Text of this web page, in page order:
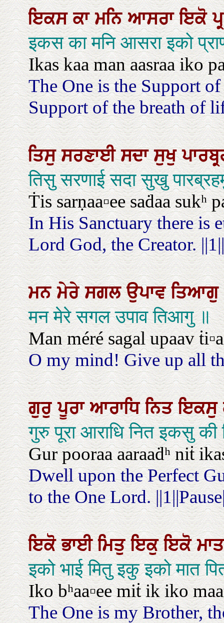
ਇਕਸਕਾਮਨਿਆਸਰਾਇਕੋ
इकस का मनि आसरा इको
Ikas kaa man aasraa iko
The One is the Support
Support of the breath of
ਤਿਸੁਸਰਣਾਈਸਦਾਸੁਖੁ
तिसु सरणाई सदा सुखु
Ṫis sarṇaa▫ee saḋaa sukʰ
In His Sanctuary there is
Lord God, the Creator. ||1||
ਮਨਮੇਰੇਸਗਲਉਪਾਵਤਿਆਗੁ
मन मेरे सगल उपाव तिआगु ॥
Man méré sagal upaav
O my mind! Give up all
ਗੁਰੁਪੂਰਾਆਰਾਧਿਨਿਤਇਕਸੁ
गुरु पूरा आराधि नित इकसु
Gur pooraa aaraaḋʰ niṫ
Dwell upon the Perfect
to the One Lord.
ਇਕੋਭਾਈਮਿਤੁਇਕੁਇਕੋ
इको भाई मितु इकु इको मात
Iko bʰaa▫ee miṫ ik iko
The One is my Brother,